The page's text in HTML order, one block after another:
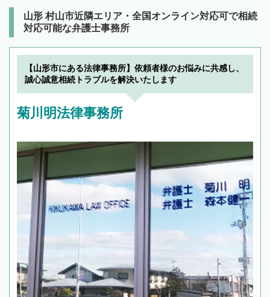
山形 村山市近隣エリア・全国オンライン対応可で相続
対応可能な弁護士事務所
【山形市にある法律事務所】依頼者様のお悩みに共感し、
誠心誠意相続トラブルを解決いたします
菊川明法律事務所